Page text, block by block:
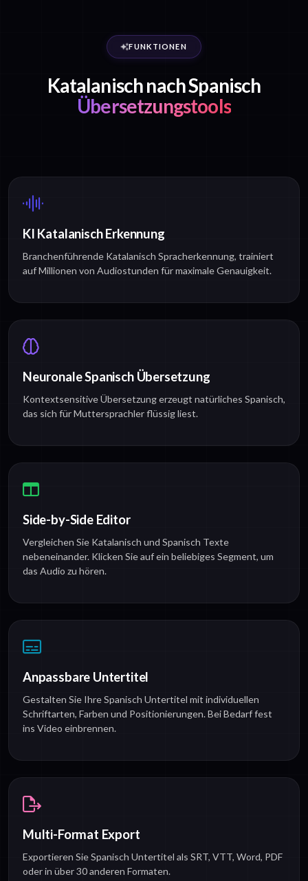
FUNKTIONEN
Katalanisch nach Spanisch
Übersetzungstools
KI Katalanisch Erkennung
Branchenführende Katalanisch Spracherkennung, trainiert
auf Millionen von Audiostunden für maximale Genauigkeit.
Neuronale Spanisch Übersetzung
Kontextsensitive Übersetzung erzeugt natürliches Spanisch,
das sich für Muttersprachler flüssig liest.
Side-by-Side Editor
Vergleichen Sie Katalanisch und Spanisch Texte
nebeneinander. Klicken Sie auf ein beliebiges Segment, um
das Audio zu hören.
Anpassbare Untertitel
Gestalten Sie Ihre Spanisch Untertitel mit individuellen
Schriftarten, Farben und Positionierungen. Bei Bedarf fest
ins Video einbrennen.
Multi-Format Export
Exportieren Sie Spanisch Untertitel als SRT, VTT, Word, PDF
oder in über 30 anderen Formaten.